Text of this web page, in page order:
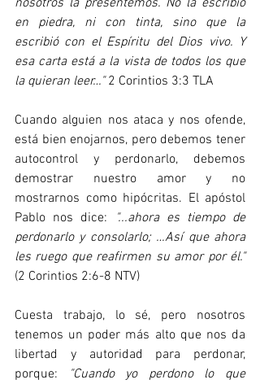
en piedra, ni con tinta, sino que la
escribió con el Espíritu del Dios vivo. Y
esa carta está a la vista de todos los que
la quieran leer…" 2 Corintios 3:3 TLA
Cuando alguien nos ataca y nos ofende,
está bien enojarnos, pero debemos tener
autocontrol y perdonarlo, debemos
demostrar nuestro amor y no
mostrarnos como hipócritas. El apóstol
Pablo nos dice:
"...ahora es tiempo de
perdonarlo y consolarlo; …Así que ahora
les ruego que reafirmen su amor por él."
(2 Corintios 2:6-8 NTV)
Cuesta trabajo, lo sé, pero nosotros
tenemos un poder más alto que nos da
libertad y autoridad para perdonar,
porque:
"Cuando yo perdono lo que